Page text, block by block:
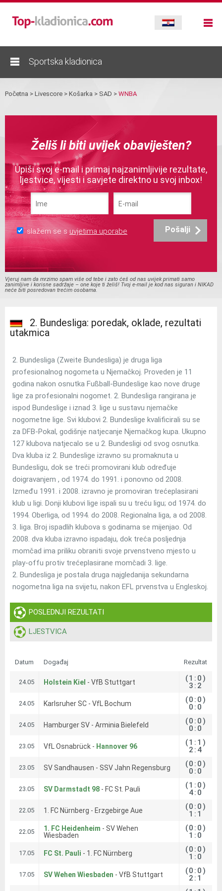
Sportska kladionica
Početna > Livescore > Košarka > SAD > WNBA
Želiš li biti uvijek obaviješten?
Upiši svoj e-mail i primaj najzanimljivije rezultate,
ljestvice, vijesti i savjete direktno u svoj inbox!
slažem se s uvjetima uporabe Pošalji
Vjeruj nam da mrzimo spam više od tebe i zato ćeš od nas uvijek primati samo
zanimljive i korisne sadržaje – one koje ti želiš! Tvoj e-mail je kod nas siguran i NIKAD
neće biti posredovan trećim osobama.
2. Bundesliga: poredak, oklade, rezultati
utakmica
2. Bundesliga (Zweite Bundesliga) je druga liga
profesionalnog nogometa u Njemačkoj. Proveden je 11
godina nakon osnutka Fußball-Bundeslige kao nove druge
lige za profesionalni nogomet. 2. Bundesliga rangirana je
ispod Bundeslige i iznad 3. lige u sustavu njemačke
nogometne lige. Svi klubovi 2. Bundeslige kvalificirali su se
za DFB-Pokal, godišnje natjecanje Njemačkog kupa. Ukupno
127 klubova natjecalo se u 2. Bundesligi od svog osnutka.
Dva kluba iz 2. Bundeslige izravno su promaknuta u
Bundesligu, dok se treći promovirani klub određuje
doigravanjem , od 1974. do 1991. i ponovno od 2008.
Između 1991. i 2008. izravno je promoviran trećeplasirani
klub u ligi. Donji klubovi lige ispali su u treću ligu; od 1974. do
1994. Oberliga, od 1994. do 2008. Regionalna liga, a od 2008.
3. liga. Broj ispadlih klubova s godinama se mijenjao. Od
2008. dva kluba izravno ispadaju, dok treća posljednja
momčad ima priliku obraniti svoje prvenstveno mjesto u
play-offu protiv trećeplasirane momčadi 3. lige.
2. Bundesliga je postala druga najgledanija sekundarna
nogometna liga na svijetu, nakon EFL prvenstva u Engleskoj.
POSLEDNJI REZULTATI
LJESTVICA
Datum Događaj Rezultat
24.05 Holstein Kiel - VfB Stuttgart
(1:0)
3:2
24.05 Karlsruher SC - VfL Bochum
(0:0)
0:0
24.05 Hamburger SV - Arminia Bielefeld
(0:0)
0:0
23.05 VfL Osnabrück - Hannover 96
(1:1)
2:4
23.05 SV Sandhausen - SSV Jahn Regensburg
(0:0)
0:0
23.05 SV Darmstadt 98 - FC St. Pauli
(1:0)
4:0
22.05 1. FC Nürnberg - Erzgebirge Aue
(0:0)
1:1
22.05 1. FC Heidenheim - SV Wehen
Wiesbaden
(0:0)
1:0
17.05 FC St. Pauli - 1. FC Nürnberg
(0:0)
1:0
17.05 SV Wehen Wiesbaden - VfB Stuttgart
(0:0)
2:1